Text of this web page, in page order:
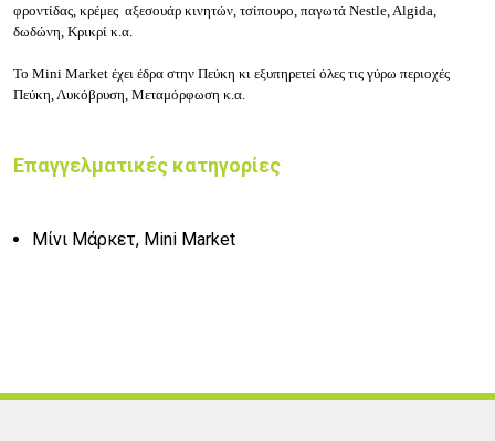
φροντίδας, κρέμες αξεσουάρ κινητών, τσίπουρο, παγωτά Nestle, Algida,
δωδώνη, Κρικρί κ.α.
Το Mini Market έχει έδρα στην Πεύκη κι εξυπηρετεί όλες τις γύρω περιοχές
Πεύκη, Λυκόβρυση, Μεταμόρφωση κ.α.
Επαγγελματικές κατηγορίες
Μίνι Μάρκετ, Mini Market